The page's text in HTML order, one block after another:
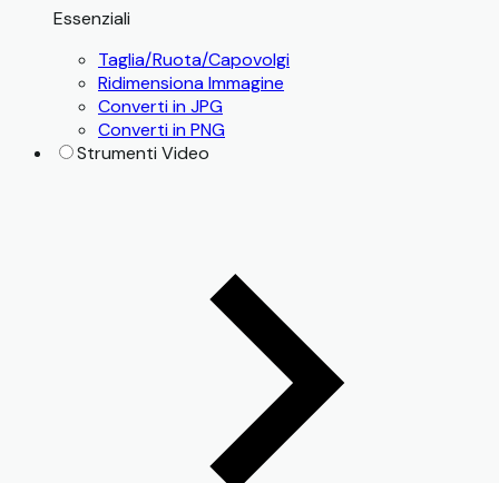
Essenziali
Taglia/Ruota/Capovolgi
Ridimensiona Immagine
Converti in JPG
Converti in PNG
Strumenti Video